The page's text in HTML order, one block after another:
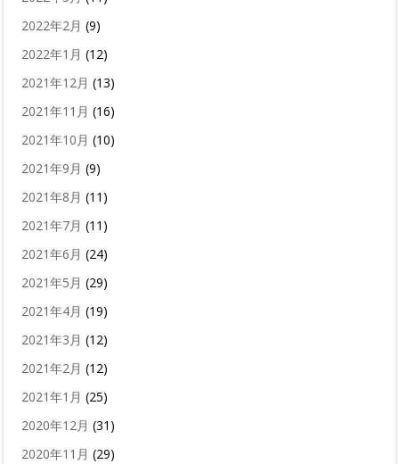
2022年2月 (9)
2022年1月 (12)
2021年12月 (13)
2021年11月 (16)
2021年10月 (10)
2021年9月 (9)
2021年8月 (11)
2021年7月 (11)
2021年6月 (24)
2021年5月 (29)
2021年4月 (19)
2021年3月 (12)
2021年2月 (12)
2021年1月 (25)
2020年12月 (31)
2020年11月 (29)